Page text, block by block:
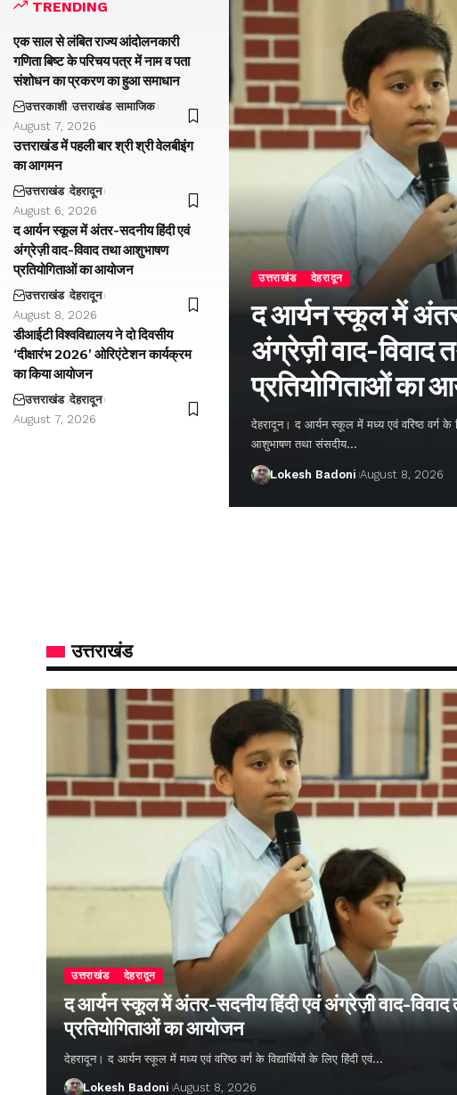
TRENDING
एक साल से लंबित राज्य आंदोलनकारी
गणिता बिष्ट के परिचय पत्र में नाम व पता
संशोधन का प्रकरण का हुआ समाधान
उत्तरकाशी उत्तराखंड सामाजिक
August 7, 2026
उत्तराखंड में पहली बार श्री श्री वेलबीइंग
का आगमन
उत्तराखंड देहरादून
August 6, 2026
द आर्यन स्कूल में अंतर-सदनीय हिंदी एवं
अंग्रेज़ी वाद-विवाद तथा आशुभाषण
प्रतियोगिताओं का आयोजन
उत्तराखंड देहरादून
August 8, 2026
डीआईटी विश्वविद्यालय ने दो दिवसीय
‘दीक्षारंभ 2026’ ओरिएंटेशन कार्यक्रम
का किया आयोजन
उत्तराखंड देहरादून
August 7, 2026
उत्तराखंड देहरादून
द आर्यन स्कूल में
अंग्रेज़ी वाद-विवाद
प्रतियोगिताओं का
देहरादून। द आर्यन स्कूल में मध्य एवं वरिष्ठ वर्ग के
आशुभाषण तथा संसदीय…
Lokesh Badoni August 8, 2026
उत्तराखंड
उत्तराखंड देहरादून
द आर्यन स्कूल में अंतर-सदनीय हिंदी एवं अंग्रेज़ी वाद-
प्रतियोगिताओं का आयोजन
देहरादून। द आर्यन स्कूल में मध्य एवं वरिष्ठ वर्ग के विद्यार्थियों के लिए हिंदी एवं…
Lokesh Badoni August 8, 2026